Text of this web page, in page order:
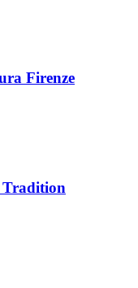
Firenze
Tradition